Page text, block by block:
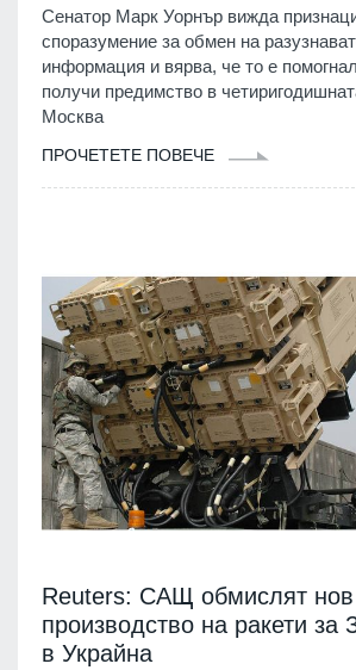
Сенатор Марк Уорнър вижда
споразумение за обмен на
информация и вярва, че то е
получи предимство в
Москва
ПРОЧЕТЕТЕ ПОВЕЧЕ
Reuters: САЩ обмислят нов
производство на ракети за
в Украйна